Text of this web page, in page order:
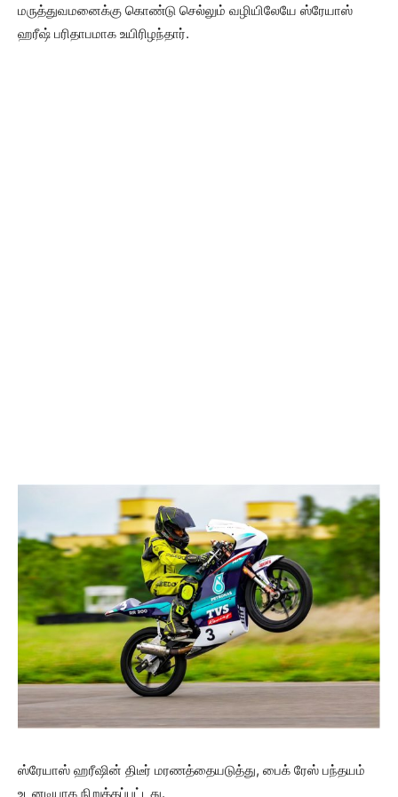
மருத்துவமனைக்கு கொண்டு செல்லும் வழியிலேயே ஸ்ரேயாஸ்
ஹரீஷ் பரிதாபமாக உயிரிழந்தார்.
ஸ்ரேயாஸ் ஹரீஷின் திடீர் மரணத்தையடுத்து, பைக் ரேஸ் பந்தயம்
உடனடியாக நிறுத்தப்பட்டது.